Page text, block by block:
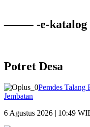
——– -e-katalog
Potret Desa
Pemdes Talang
Jembatan
6 Agustus 2026 | 10:49